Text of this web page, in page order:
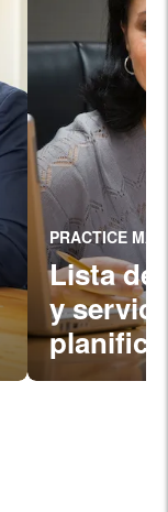
PRACTICE
Lista de
y